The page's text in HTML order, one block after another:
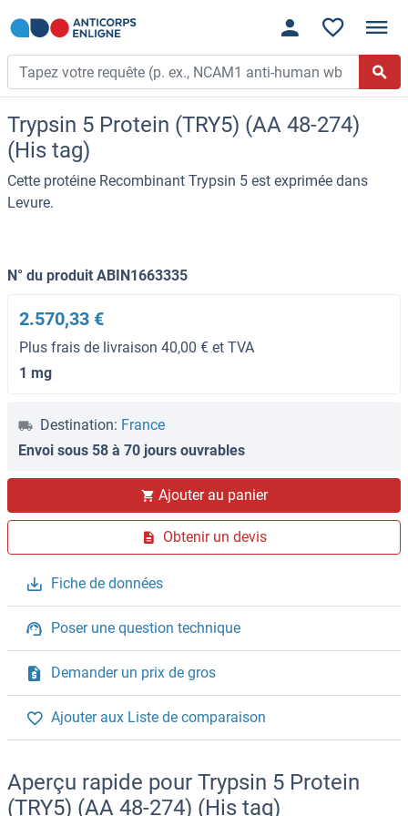
Trypsin 5 Protein (TRY5) (AA 48-274)
(His tag)
Cette protéine Recombinant Trypsin 5 est exprimée dans
Levure.
N° du produit ABIN1663335
2.570,33 €
Plus frais de livraison 40,00 € et TVA
1 mg
Destination: France
Envoi sous 58 à 70 jours ouvrables
Ajouter au panier
Obtenir un devis
Fiche de données
Poser une question technique
Demander un prix de gros
Ajouter aux Liste de comparaison
Aperçu rapide pour Trypsin 5 Protein
(TRY5) (AA 48-274) (His tag)